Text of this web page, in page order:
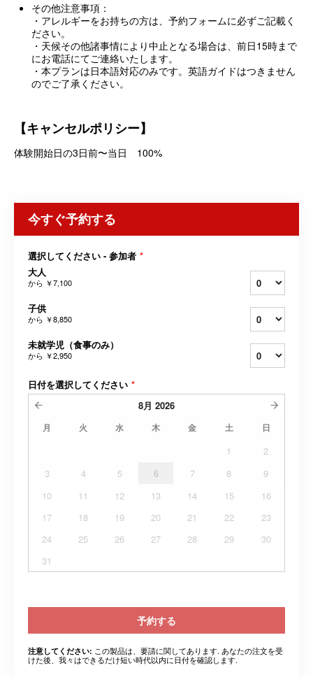
その他注意事項：
・アレルギーをお持ちの方は、予約フォームに必ずご記載く
ださい。
・天候その他諸事情により中止となる場合は、前日15時まで
にお電話にてご連絡いたします。
・本プランは日本語対応のみです。英語ガイドはつきません
のでご了承ください。
【キャンセルポリシー】
体験開始日の3日前〜当日 100%
今すぐ予約する
選択してください - 参加者 *
大人
から ￥7,100
子供
から ￥8,850
未就学児（食事のみ）
から ￥2,950
日付を選択してください *
8月 2026
月 火 水 木 金 土 日
1
2
3
4 5 6 7 8
9
10
11 12 13 14 15
16
17
18 19 20 21 22
23
24
25 26 27 28 29
30
31
予約する
注意してください: この製品は、要請に関してあります. あなたの注文を受
けた後、我々はできるだけ短い時代以内に日付を確認します.